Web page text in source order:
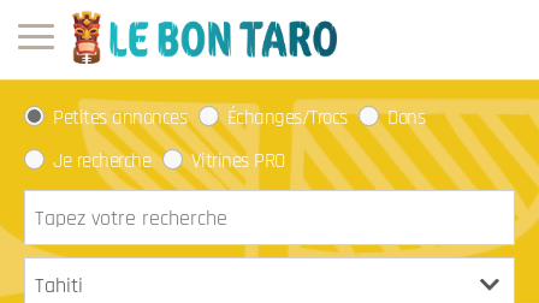
Petites annonces Échanges/Trocs
Dons
Je recherche
Vitrines PRO